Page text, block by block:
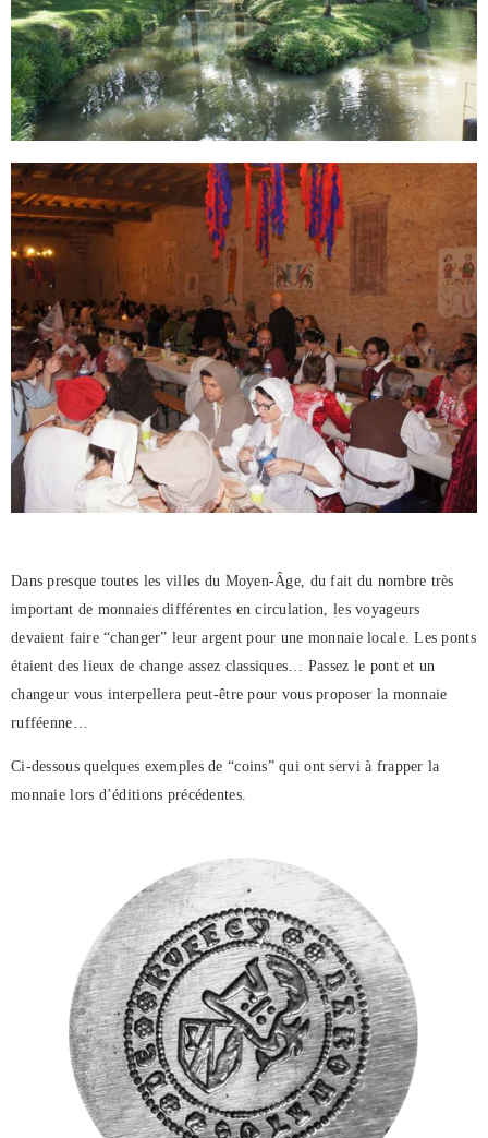
Dans presque toutes les villes du Moyen-Âge, du fait du nombre très
important de monnaies différentes en circulation, les voyageurs
devaient faire “changer” leur argent pour une monnaie locale. Les ponts
étaient des lieux de change assez classiques… Passez le pont et un
changeur vous interpellera peut-être pour vous proposer la monnaie
rufféenne…
Ci-dessous quelques exemples de “coins” qui ont servi à frapper la
monnaie lors d’éditions précédentes.